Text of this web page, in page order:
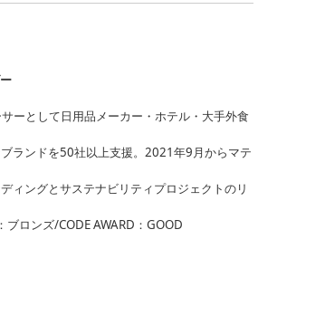
ーとして日用品メーカー・ホテル・大手外食
ランドを50社以上支援。2021年9月からマテ
ィングとサステナビリティプロジェクトのリ
ロンズ/CODE AWARD：GOOD